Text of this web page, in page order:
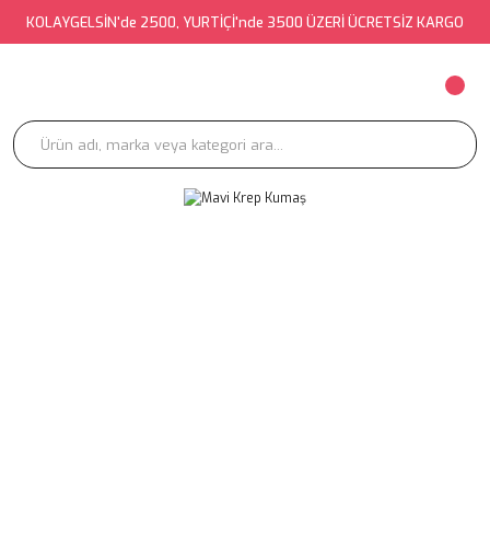
KOLAYGELSİN'de 2500, YURTİÇİ'nde 3500 ÜZERİ ÜCRETSİZ KARGO